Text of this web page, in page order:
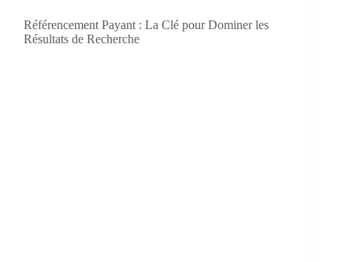
Référencement Payant : La Clé pour Dominer les
Résultats de Recherche